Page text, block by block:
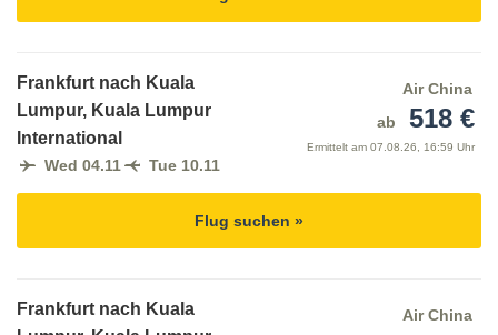
Frankfurt nach Kuala
Lumpur, Kuala Lumpur
International
Wed 04.11 Tue 10.11
Air China
ab
518 €
Ermittelt am 07.08.26, 16:59 Uhr
Flug suchen »
Frankfurt nach Kuala
Air China